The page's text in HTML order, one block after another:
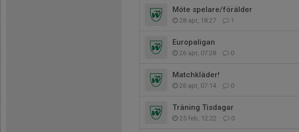
Möte spelare/förälder
28 apr, 18:27 1
Europaligan
26 apr, 07:28 0
Matchkläder!
26 apr, 07:14 0
Träning Tisdagar
25 feb, 12:22 0